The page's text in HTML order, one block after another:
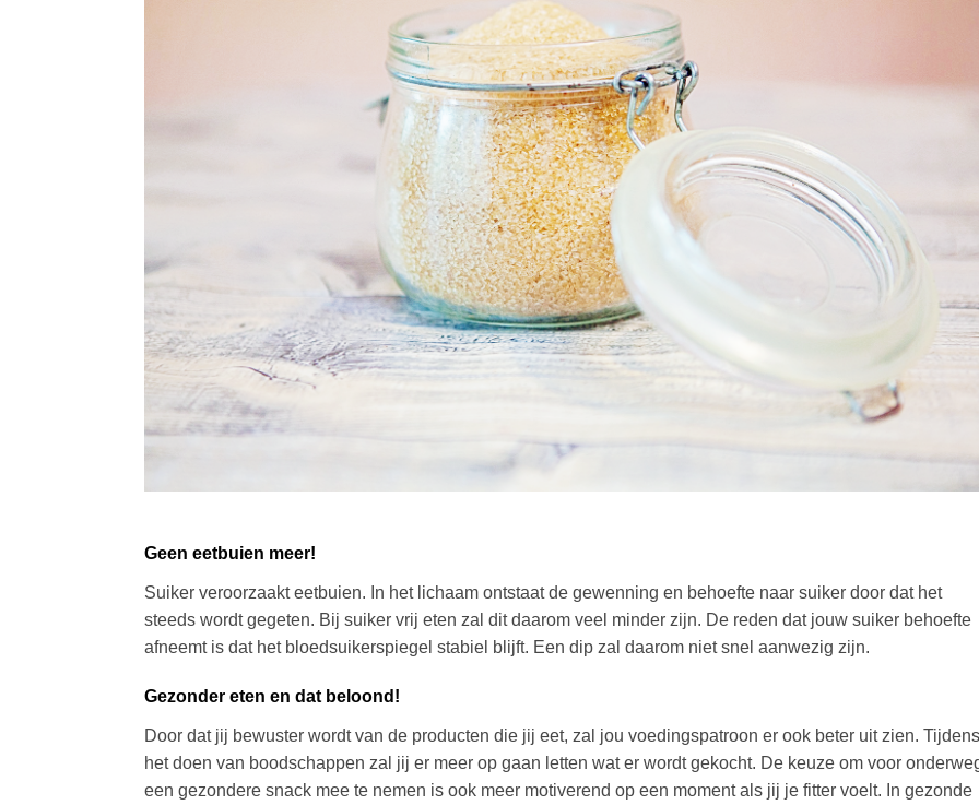
Geen eetbuien meer!
Suiker veroorzaakt eetbuien. In het lichaam ontstaat de gewenning en behoefte naar suiker door dat het
steeds wordt gegeten. Bij suiker vrij eten zal dit daarom veel minder zijn. De reden dat jouw suiker behoefte
afneemt is dat het bloedsuikerspiegel stabiel blijft. Een dip zal daarom niet snel aanwezig zijn.
Gezonder eten en dat beloond!
Door dat jij bewuster wordt van de producten die jij eet, zal jou voedingspatroon er ook beter uit zien. Tijdens
het doen van boodschappen zal jij er meer op gaan letten wat er wordt gekocht. De keuze om voor
een gezondere snack mee te nemen is ook meer motiverend op een moment als jij je fitter voelt. In gezonde